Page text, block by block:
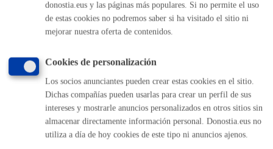
Enlaces útiles
Ofertas de empleo
Sede electrónica
Mapas - GeoDonostia
Otras páginas web corporativas
donostia.eus y las páginas más populares. Si no permite el uso
de estas cookies no podremos saber si ha visitado el sitio ni
mejorar nuestra oferta de contenidos.
Cookies de personalización
Los socios anunciantes pueden crear estas cookies en el sitio.
Dichas compañías pueden usarlas para crear un perfil de sus
intereses y mostrarle anuncios personalizados en otros sitios sin
almacenar directamente información personal. Donostia.eus no
utiliza a día de hoy cookies de este tipo ni anuncios ajenos.